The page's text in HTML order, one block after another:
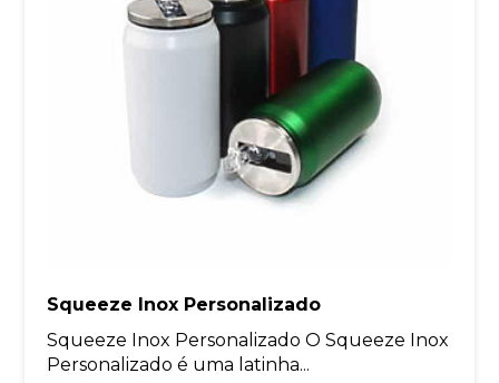
Squeeze Inox Personalizado
Squeeze Inox Personalizado O Squeeze Inox
Personalizado é uma latinha...